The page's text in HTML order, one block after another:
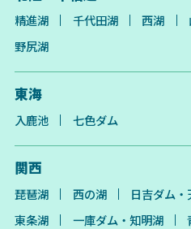
精進湖 千代田湖 西湖
野尻湖
東海
入鹿池 七色ダム
関西
琵琶湖 西の湖 日吉ダム・
東条湖
一庫ダム・知明湖